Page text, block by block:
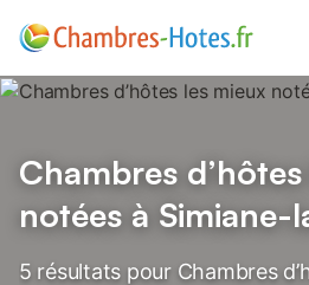
Chambres
notées à Simiane-
5 résultats pour Chambres